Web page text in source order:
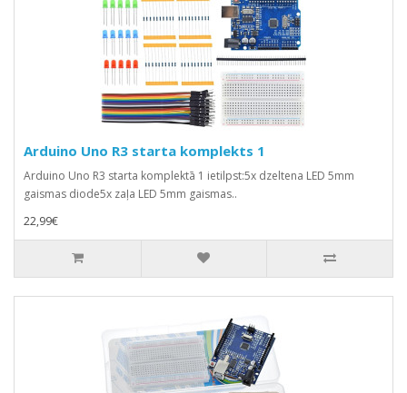
Arduino Uno R3 starta komplekts 1
Arduino Uno R3 starta komplektā 1 ietilpst:5x dzeltena LED 5mm
gaismas diode5x zaļa LED 5mm gaismas..
22,99€